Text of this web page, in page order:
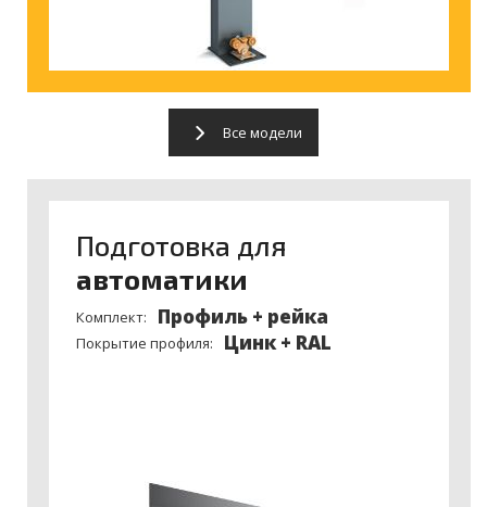
Все модели
Подготовка для
автоматики
Комплект: Профиль + рейка
Покрытие профиля: Цинк + RAL